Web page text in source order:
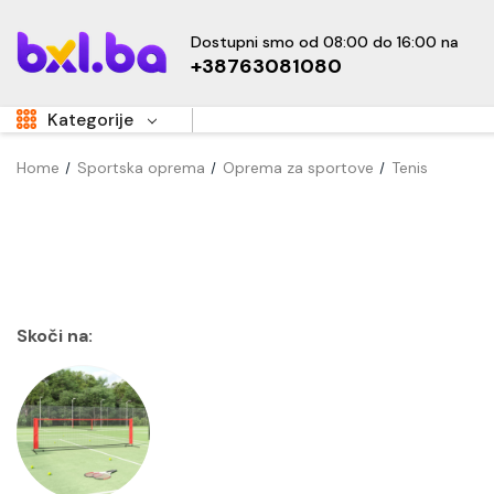
Dostupni smo od 08:00 do 16:00 na
+38763081080
Kategorije
Kućanski uređaji
Sve za djecu
Tehnika i elektronika
Home Sportska oprema Oprema za sportove Tenis
Skoči na: